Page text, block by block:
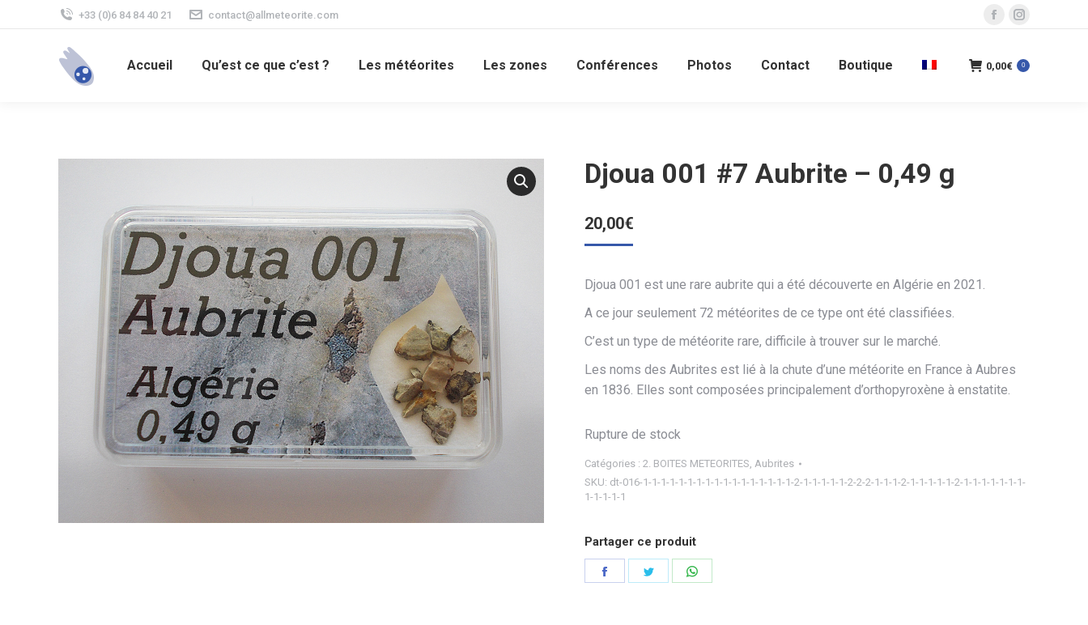
+33 (0)6 84 84 40 21 contact@allmeteorite.com
La
Facebook
La
Instagram
Accueil Qu’est ce que c’est ? Les météorites Les zones Conférences Photos Contact Boutique 0,00€ 0
Djoua 001 #7 Aubrite – 0,49 g
20,00€
Djoua 001 est une rare aubrite qui a été découverte en Algérie en 2021.
A ce jour seulement 72 météorites de ce type ont été classifiées.
C’est un type de météorite rare, difficile à trouver sur le marché.
Les noms des Aubrites est lié à la chute d’une météorite en France à Aubres
en 1836. Elles sont composées principalement d’orthopyroxène à enstatite.
Rupture de stock
Catégories : 2. BOITES METEORITES, Aubrites
SKU: dt-016-1-1-1-1-1-1-1-1-1-1-1-1-1-1-1-1-1-2-1-1-1-1-1-2-2-2-1-1-1-2-1-1-1-1-1-2-1-1-1-1-1-1-1-
1-1-1-1-1
Partager ce produit
Partager Partager